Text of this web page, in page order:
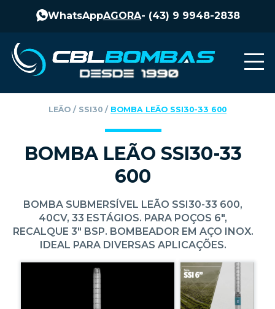
WhatsAppAGORA- (43) 9 9948-2838
LEÃO ‎ / ‎ SSI30 ‎ / ‎ BOMBA LEÃO SSI30-33 600
BOMBA LEÃO SSI30-33
600
BOMBA SUBMERSÍVEL LEÃO SSI30-33 600,
40CV, 33 ESTÁGIOS. PARA POÇOS 6",
RECALQUE 3" BSP. BOMBEADOR EM AÇO INOX.
IDEAL PARA DIVERSAS APLICAÇÕES.